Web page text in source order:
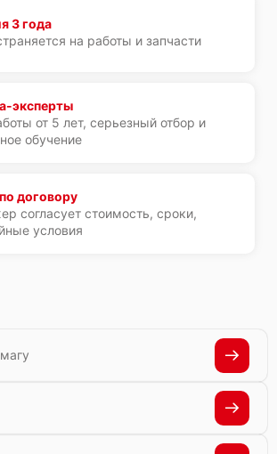
3 года
на работы и запчасти
эксперты
от 5 лет, серьезный отбор и
обучение
договору
согласует стоимость, сроки,
условия